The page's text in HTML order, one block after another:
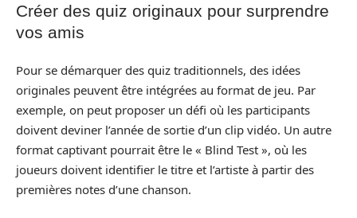
Créer des quiz originaux pour surprendre
vos amis
Pour se démarquer des quiz traditionnels, des idées
originales peuvent être intégrées au format de jeu. Par
exemple, on peut proposer un défi où les participants
doivent deviner l’année de sortie d’un clip vidéo. Un autre
format captivant pourrait être le « Blind Test », où les
joueurs doivent identifier le titre et l’artiste à partir des
premières notes d’une chanson.